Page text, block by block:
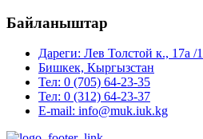
Байланыштар
Дареги: Лев Толстой к., 17а /1
Бишкек, Кыргызстан
Тел: 0 (705) 64-23-35
Тел: 0 (312) 64-23-37
E-mail: info@muk.iuk.kg